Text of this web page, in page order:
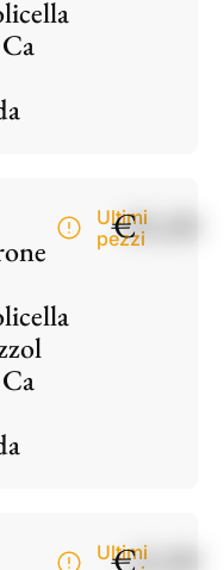
Ultimi
pezzi
€85,00
Ultimi
€42,00